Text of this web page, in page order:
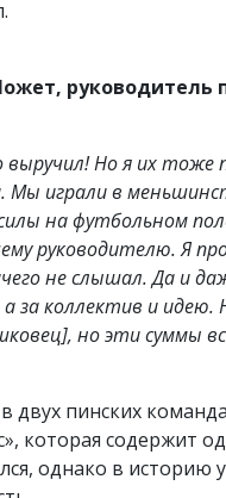
Но я их тоже
Мы играли в
на футбольном
руководителю. Я
не слышал. Да и
а за коллектив и
но эти суммы
пинских
которая содержит
однако в историю